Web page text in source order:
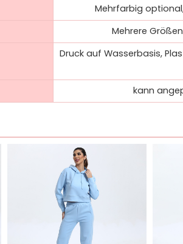
Mehrfarbig
Mehrere
Druck auf Wasserbasis,
kann